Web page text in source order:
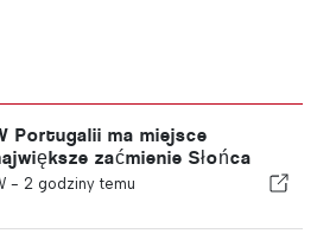
Portugalii ma miejsce
zaćmienie Słońca
stulecia
- 2 godziny temu